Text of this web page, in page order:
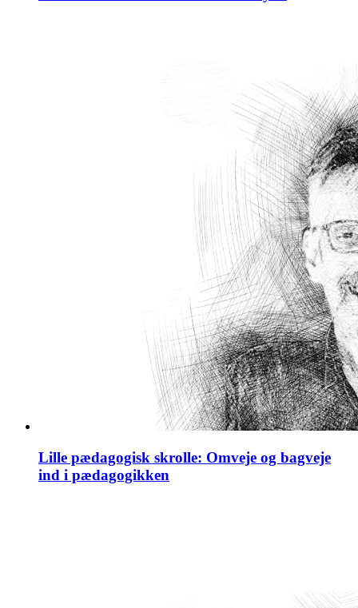
Lille pædagogisk skrolle: Omveje og bagveje
ind i pædagogikken